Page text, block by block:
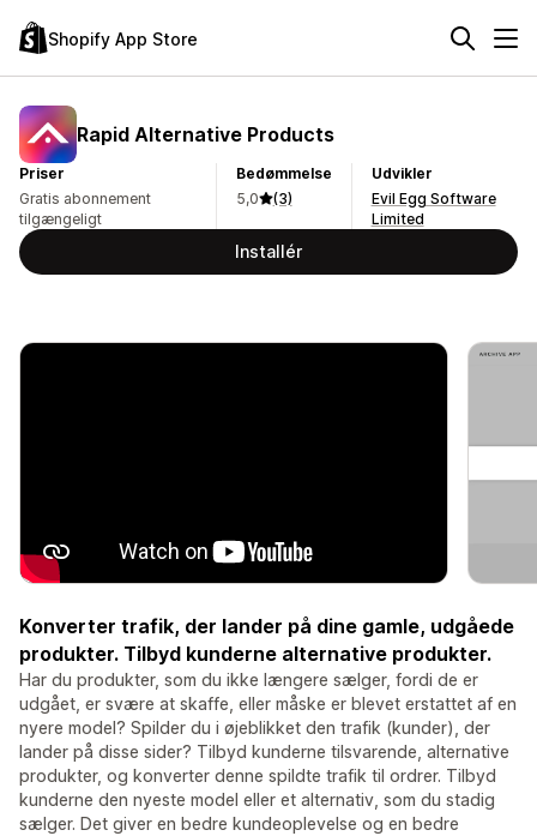
Shopify App Store
Rapid Alternative Products
Priser
Gratis abonnement
tilgængeligt
Bedømmelse
5,0
(3)
Udvikler
Evil Egg Software
Limited
Installér
Konverter trafik, der lander på dine gamle, udgåede
produkter. Tilbyd kunderne alternative produkter.
Har du produkter, som du ikke længere sælger, fordi de er
udgået, er svære at skaffe, eller måske er blevet erstattet af en
nyere model? Spilder du i øjeblikket den trafik (kunder), der
lander på disse sider? Tilbyd kunderne tilsvarende, alternative
produkter, og konverter denne spildte trafik til ordrer. Tilbyd
kunderne den nyeste model eller et alternativ, som du stadig
sælger. Det giver en bedre kundeoplevelse og en bedre